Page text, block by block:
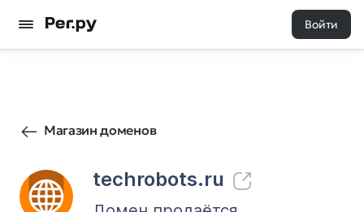
Войти
Магазин доменов
techrobots.ru
941 0